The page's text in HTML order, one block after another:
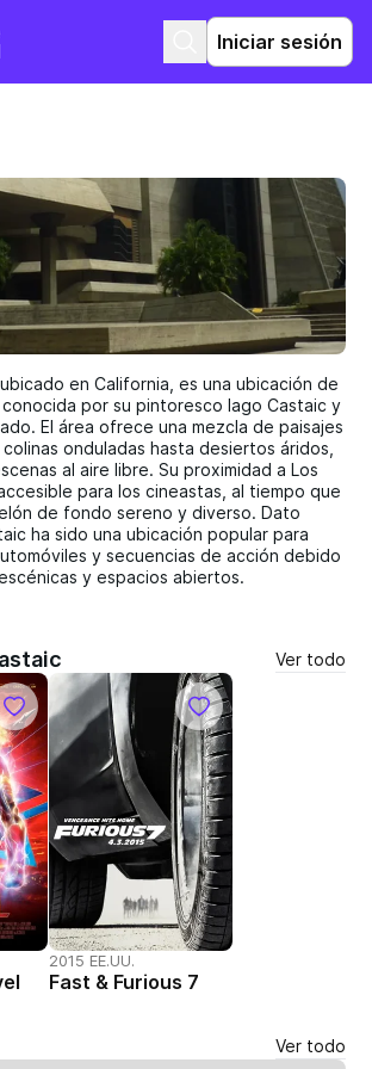
Iniciar sesión
en California, es una ubicación de
por su pintoresco lago Castaic y
El área ofrece una mezcla de paisajes
onduladas hasta desiertos áridos,
al aire libre. Su proximidad a Los
para los cineastas, al tiempo que
de fondo sereno y diverso. Dato
ha sido una ubicación popular para
y secuencias de acción debido
y espacios abiertos.
Ver todo
2015 EE.UU.
Fast & Furious 7
Ver todo